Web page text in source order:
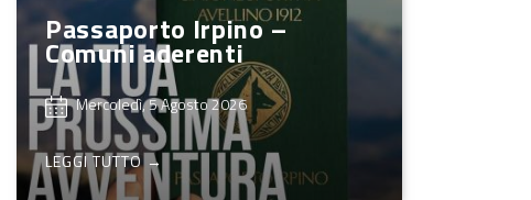
Passaporto Irpino –
Comuni aderenti
Mercoledì, 5 Agosto 2026
LEGGI TUTTO →